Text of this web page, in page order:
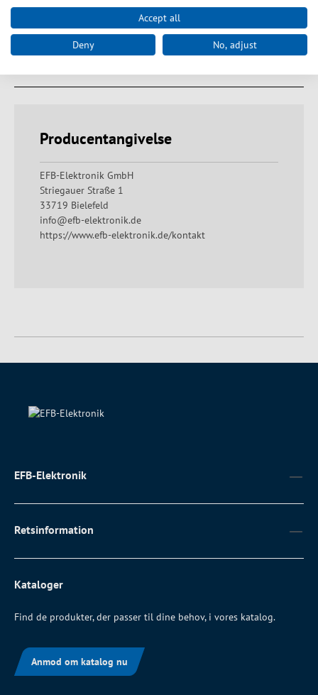
Producentangivelse
EFB-Elektronik GmbH
Striegauer Straße 1
33719 Bielefeld
info@efb-elektronik.de
https://www.efb-elektronik.de/kontakt
EFB-Elektronik
Retsinformation
Kataloger
Find de produkter, der passer til dine behov, i vores katalog.
Anmod om katalog nu
Accept all
Deny No, adjust